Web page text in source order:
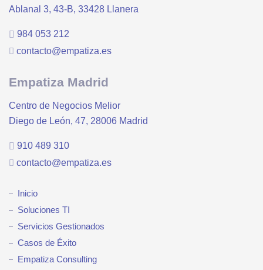
Ablanal 3, 43-B, 33428 Llanera
984 053 212
contacto@empatiza.es
Empatiza Madrid
Centro de Negocios Melior
Diego de León, 47, 28006 Madrid
910 489 310
contacto@empatiza.es
Inicio
Soluciones TI
Servicios Gestionados
Casos de Éxito
Empatiza Consulting